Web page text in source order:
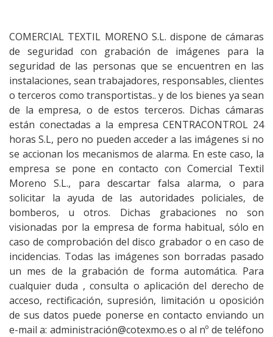
COMERCIAL TEXTIL MORENO S.L. dispone de cámaras
de seguridad con grabación de imágenes para la
seguridad de las personas que se encuentren en las
instalaciones, sean trabajadores, responsables, clientes
o terceros como transportistas.. y de los bienes ya sean
de la empresa, o de estos terceros. Dichas cámaras
están conectadas a la empresa CENTRACONTROL 24
horas S.L, pero no pueden acceder a las imágenes si no
se accionan los mecanismos de alarma. En este caso, la
empresa se pone en contacto con Comercial Textil
Moreno S.L., para descartar falsa alarma, o para
solicitar la ayuda de las autoridades policiales, de
bomberos, u otros. Dichas grabaciones no son
visionadas por la empresa de forma habitual, sólo en
caso de comprobación del disco grabador o en caso de
incidencias. Todas las imágenes son borradas pasado
un mes de la grabación de forma automática. Para
cualquier duda , consulta o aplicación del derecho de
acceso, rectificación, supresión, limitación u oposición
de sus datos puede ponerse en contacto enviando un
e-mail a: administración@cotexmo.es o al nº de teléfono